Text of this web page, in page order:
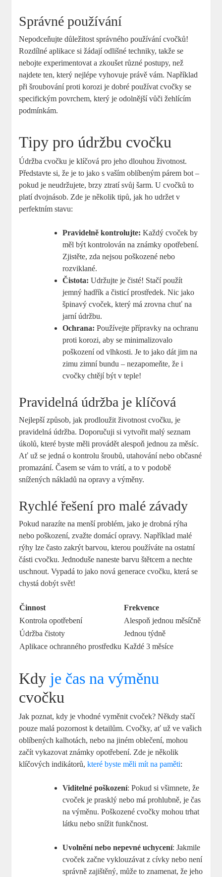
Správné používání
Nepodceňujte důležitost správného používání cvočků!
Rozdílné aplikace si žádají odlišné techniky, takže se
nebojte experimentovat a zkoušet různé postupy, než
najdete ten, který nejlépe vyhovuje právě vám. Například
při šroubování proti korozi je dobré používat cvočky se
specifickým povrchem, který je odolnější vůči žehlícím
podmínkám.
Tipy pro údržbu cvočku
Údržba cvočku je klíčová pro jeho dlouhou životnost.
Představte si, že je to jako s vaším oblíbeným párem bot –
pokud je neudržujete, brzy ztratí svůj šarm. U cvočků to
platí dvojnásob. Zde je několik tipů, jak ho udržet v
perfektním stavu:
Pravidelně kontrolujte: Každý cvoček by
měl být kontrolován na známky opotřebení.
Zjistěte, zda nejsou poškozené nebo
rozviklané.
Čistota: Udržujte je čisté! Stačí použít
jemný hadřík a čisticí prostředek. Nic jako
špinavý cvoček, který má zrovna chuť na
jarní údržbu.
Ochrana: Používejte přípravky na ochranu
proti korozi, aby se minimalizovalo
poškození od vlhkosti. Je to jako dát jim na
zimu zimní bundu – nezapomeňte, že i
cvočky chtějí být v teple!
Pravidelná údržba je klíčová
Nejlepší způsob, jak prodloužit životnost cvočku, je
pravidelná údržba. Doporučuji si vytvořit malý seznam
úkolů, které byste měli provádět alespoň jednou za měsíc.
Ať už se jedná o kontrolu šroubů, utahování nebo občasné
promazání. Časem se vám to vrátí, a to v podobě
snížených nákladů na opravy a výměny.
Rychlé řešení pro malé závady
Pokud narazíte na menší problém, jako je drobná rýha
nebo poškození, zvažte domácí opravy. Například malé
rýhy lze často zakrýt barvou, kterou používáte na ostatní
části cvočku. Jednoduše naneste barvu štětcem a nechte
uschnout. Vypadá to jako nová generace cvočku, která se
chystá dobýt svět!
Činnost
Frekvence
Kontrola opotřebení
Alespoň jednou měsíčně
Údržba čistoty
Jednou týdně
Aplikace ochranného prostředku Každé 3 měsíce
Kdy je čas na výměnu
cvočku
Jak poznat, kdy je vhodné vyměnit cvoček? Někdy stačí
pouze malá pozornost k detailům. Cvočky, ať už ve vašich
oblíbených kalhotách, nebo na jiném oblečení, mohou
začít vykazovat známky opotřebení. Zde je několik
klíčových indikátorů,které byste měli mít na paměti:
Viditelné poškození: Pokud si všimnete, že
cvoček je prasklý nebo má prohlubně, je čas
na výměnu. Poškozené cvočky mohou trhat
látku nebo snížit funkčnost.
Uvolnění nebo nepevné uchycení: Jakmile
cvoček začne vyklouzávat z cívky nebo není
správně zajištěný, může to znamenat, že jeho